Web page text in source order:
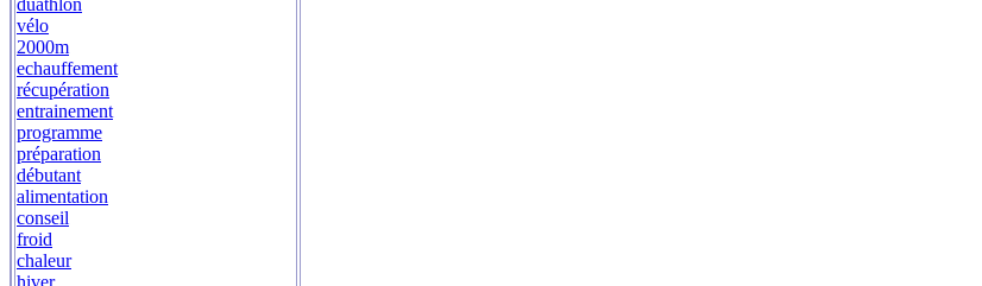
duathlon
vélo
2000m
echauffement
récupération
entrainement
programme
préparation
débutant
alimentation
conseil
froid
chaleur
hiver